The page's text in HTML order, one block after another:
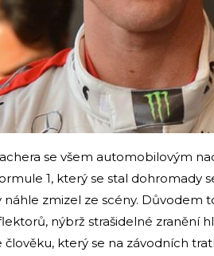
se všem automobilovým
1, který se stal dohromady
zmizel ze scény. Důvodem
nýbrž strašidelné zranění
člověku, který se na závodních